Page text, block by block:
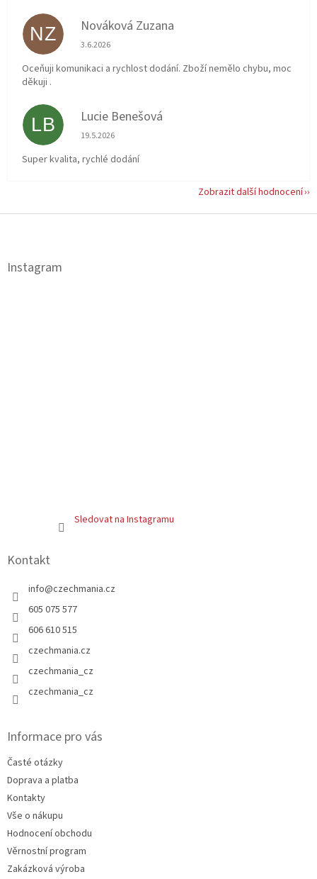
NZ Nováková Zuzana
Hodnocení obchodu je 5 z 5 hvězdiček.
3.6.2026
Oceňuji komunikaci a rychlost dodání. Zboží nemělo chybu, moc
děkuji .
LB Lucie Benešová
Hodnocení obchodu je 5 z 5 hvězdiček.
19.5.2026
Super kvalita, rychlé dodání
Zobrazit další hodnocení
Z
Instagram
Sledovat na Instagramu
Kontakt
info@czechmania.cz
605 075 577
606 610 515
czechmania.cz
czechmania_cz
czechmania_cz
Informace pro vás
Časté otázky
Doprava a platba
Kontakty
Vše o nákupu
Hodnocení obchodu
Věrnostní program
Zakázková výroba